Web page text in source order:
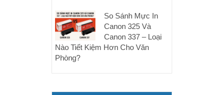
So Sánh Mực In
Canon 325 Và
Canon 337 – Loại
Nào Tiết Kiệm Hơn Cho Văn
Phòng?